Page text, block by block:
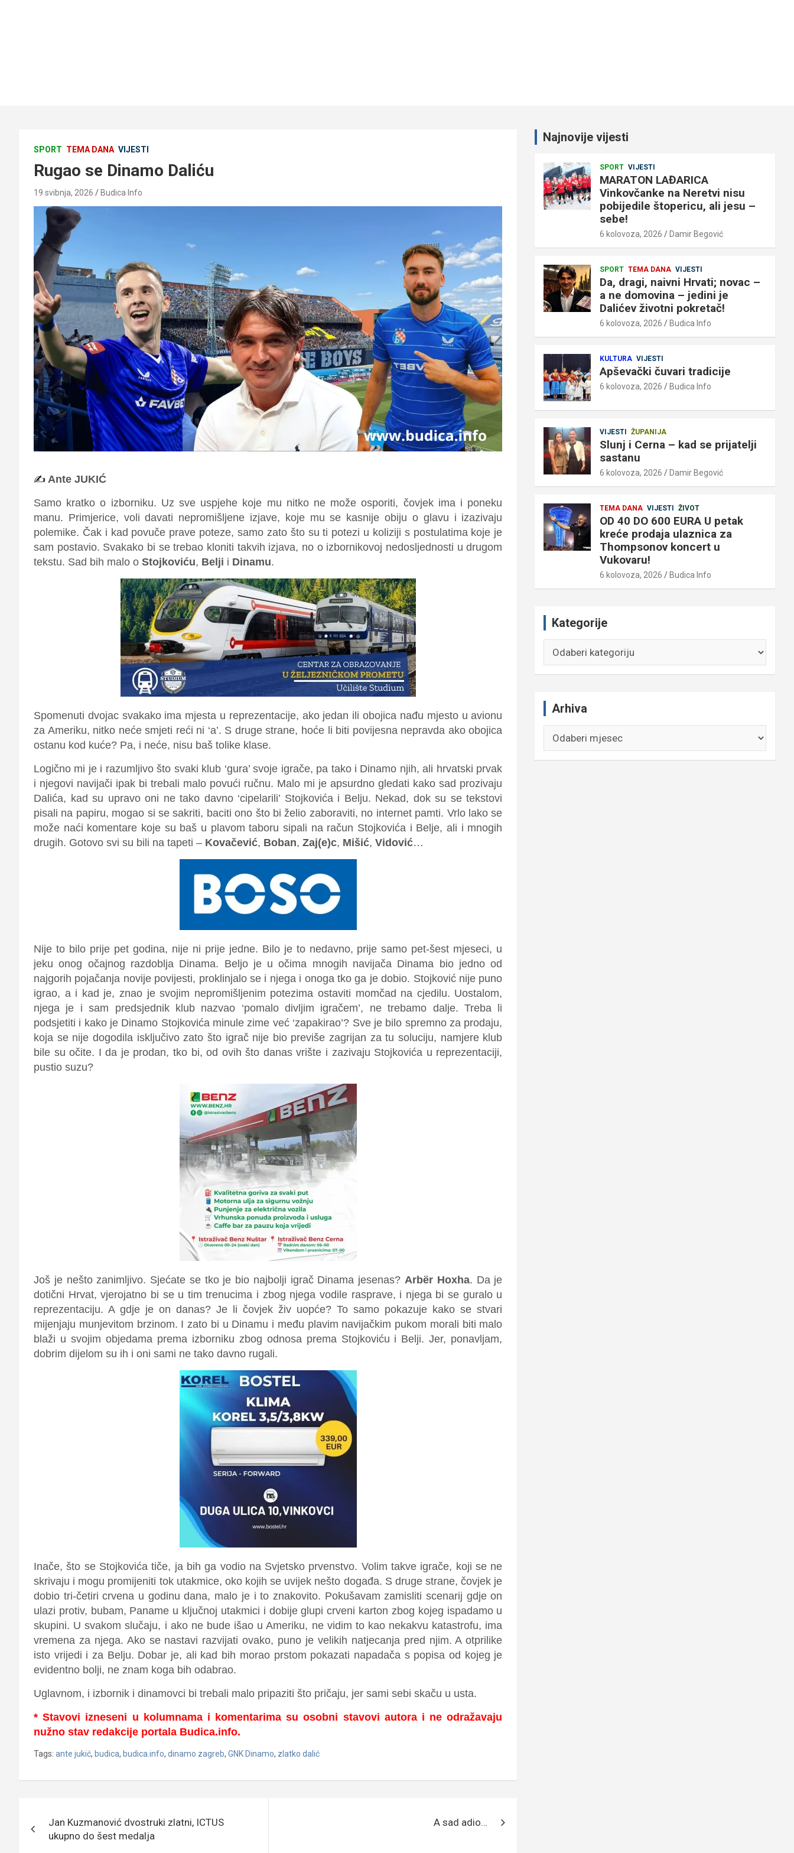
SPORT TEMA DANA VIJESTI
Rugao se Dinamo Daliću
19 svibnja, 2026 Budica Info
✍️ Ante JUKIĆ
Samo kratko o izborniku. Uz sve uspjehe koje mu nitko ne može osporiti, čovjek ima i poneku
manu. Primjerice, voli davati nepromišljene izjave, koje mu se kasnije obiju o glavu i izazivaju
polemike. Čak i kad povuče prave poteze, samo zato što su ti potezi u koliziji s postulatima koje je
sam postavio. Svakako bi se trebao kloniti takvih izjava, no o izbornikovoj nedosljednosti u drugom
tekstu. Sad bih malo o Stojkoviću, Belji i Dinamu.
Spomenuti dvojac svakako ima mjesta u reprezentacije, ako jedan ili obojica nađu mjesto u avionu
za Ameriku, nitko neće smjeti reći ni ‘a’. S druge strane, hoće li biti povijesna nepravda ako obojica
ostanu kod kuće? Pa, i neće, nisu baš tolike klase.
Logično mi je i razumljivo što svaki klub ‘gura’ svoje igrače, pa tako i Dinamo njih, ali hrvatski prvak
i njegovi navijači ipak bi trebali malo povući ručnu. Malo mi je apsurdno gledati kako sad prozivaju
Dalića, kad su upravo oni ne tako davno ‘cipelarili’ Stojkovića i Belju. Nekad, dok su se tekstovi
pisali na papiru, mogao si se sakriti, baciti ono što bi želio zaboraviti, no internet pamti. Vrlo lako se
može naći komentare koje su baš u plavom taboru sipali na račun Stojkovića i Belje, ali i mnogih
drugih. Gotovo svi su bili na tapeti – Kovačević, Boban, Zaj(e)c, Mišić, Vidović…
Nije to bilo prije pet godina, nije ni prije jedne. Bilo je to nedavno, prije samo pet-šest mjeseci, u
jeku onog očajnog razdoblja Dinama. Beljo je u očima mnogih navijača Dinama bio jedno od
najgorih pojačanja novije povijesti, proklinjalo se i njega i onoga tko ga je dobio. Stojković nije puno
igrao, a i kad je, znao je svojim nepromišljenim potezima ostaviti momčad na cjedilu. Uostalom,
njega je i sam predsjednik klub nazvao ‘pomalo divljim igračem’, ne trebamo dalje. Treba li
podsjetiti i kako je Dinamo Stojkovića minule zime već ‘zapakirao’? Sve je bilo spremno za prodaju,
koja se nije dogodila isključivo zato što igrač nije bio previše zagrijan za tu soluciju, namjere klub
bile su očite. I da je prodan, tko bi, od ovih što danas vrište i zazivaju Stojkovića u reprezentaciji,
pustio suzu?
Još je nešto zanimljivo. Sjećate se tko je bio najbolji igrač Dinama jesenas?Arbër Hoxha. Da je
dotični Hrvat, vjerojatno bi se u tim trenucima i zbog njega vodile rasprave, i njega bi se guralo u
reprezentaciju. A gdje je on danas? Je li čovjek živ uopće? To samo pokazuje kako se stvari
mijenjaju munjevitom brzinom. I zato bi u Dinamu i među plavim navijačkim pukom morali biti malo
blaži u svojim objedama prema izborniku zbog odnosa prema Stojkoviću i Belji. Jer, ponavljam,
dobrim dijelom su ih i oni sami ne tako davno rugali.
Inače, što se Stojkovića tiče, ja bih ga vodio na Svjetsko prvenstvo. Volim takve igrače, koji se ne
skrivaju i mogu promijeniti tok utakmice, oko kojih se uvijek nešto događa. S druge strane, čovjek je
dobio tri-četiri crvena u godinu dana, malo je i to znakovito. Pokušavam zamisliti scenarij gdje on
ulazi protiv, bubam, Paname u ključnoj utakmici i dobije glupi crveni karton zbog kojeg ispadamo u
skupini. U svakom slučaju, i ako ne bude išao u Ameriku, ne vidim to kao nekakvu katastrofu, ima
vremena za njega. Ako se nastavi razvijati ovako, puno je velikih natjecanja pred njim. A otprilike
isto vrijedi i za Belju. Dobar je, ali kad bih morao prstom pokazati napadača s popisa od kojeg je
evidentno bolji, ne znam koga bih odabrao.
Uglavnom, i izbornik i dinamovci bi trebali malo pripaziti što pričaju, jer sami sebi skaču u usta.
* Stavovi izneseni u kolumnama i komentarima su osobni stavovi autora i ne odražavaju
nužno stav redakcije portala Budica.info.
Tags: ante jukić, budica, budica.info, dinamo zagreb, GNK Dinamo, zlatko dalić
objava
Jan Kuzmanović dvostruki zlatni, ICTUS
ukupno do šest medalja
A sad adio…
Najnovije vijesti
SPORT VIJESTI
MARATON LAĐARICA
Vinkovčanke na Neretvi nisu
pobijedile štopericu, ali jesu –
sebe!
6 kolovoza, 2026 Damir Begović
SPORT TEMA DANA VIJESTI
Da, dragi, naivni Hrvati; novac –
a ne domovina – jedini je
Dalićev životni pokretač!
6 kolovoza, 2026 Budica Info
KULTURA VIJESTI
Apševački čuvari tradicije
6 kolovoza, 2026 Budica Info
VIJESTI ŽUPANIJA
Slunj i Cerna – kad se prijatelji
sastanu
6 kolovoza, 2026 Damir Begović
TEMA DANA VIJESTI ŽIVOT
OD 40 DO 600 EURA U petak
kreće prodaja ulaznica za
Thompsonov koncert u
Vukovaru!
6 kolovoza, 2026 Budica Info
Kategorije
Arhiva